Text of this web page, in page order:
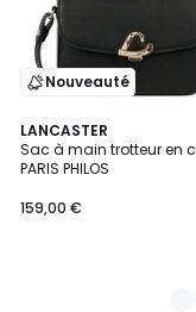
Nouveauté
LANCASTER
Sac à main trotteur en
PARIS PHILOS
159,00 €
2
Couleurs